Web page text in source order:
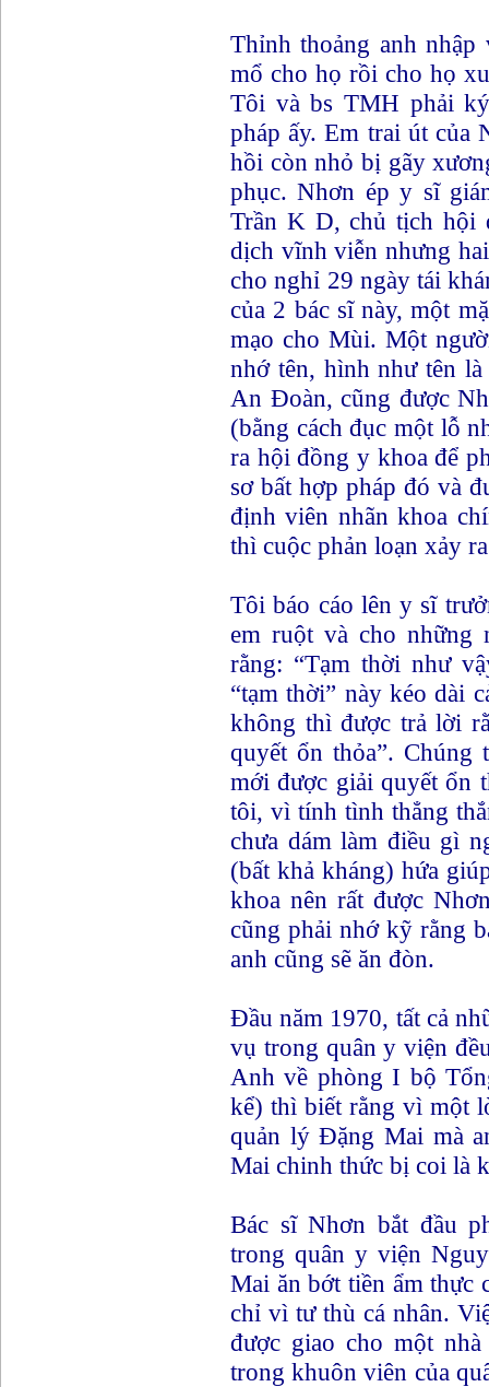
Thỉnh thoảng anh
mổ cho họ rồi cho họ
Tôi và bs TMH phải
pháp ấy. Em trai út của
hồi còn nhỏ bị gãy
phục. Nhơn ép y sĩ
Trần K D, chủ tịch hội
dịch vĩnh viễn nhưng
cho nghỉ 29 ngày tái
của 2 bác sĩ này, một
mạo cho Mùi. Một
nhớ tên, hình như tên
An Đoàn, cũng được
(bằng cách đục một lỗ
ra hội đồng y khoa để
sơ bất hợp pháp đó và
định viên nhãn khoa
thì cuộc phản loạn xảy
Tôi báo cáo lên y sĩ
em ruột và cho những
rằng: “Tạm thời như
“tạm thời” này kéo dài
không thì được trả lời
quyết ổn thỏa”.
mới được giải quyết ổn
tôi, vì tính tình thẳng
chưa dám làm điều gì
(bất khả kháng) hứa
khoa nên rất được
cũng phải nhớ kỹ rằng
anh cũng sẽ ăn đòn.
Đầu năm 1970, tất cả
vụ trong quân y viện
Anh về phòng I bộ
kể) thì biết rằng vì một
quản lý Đặng Mai mà
Mai chinh thức bị coi là
Bác sĩ Nhơn bắt đầu
trong quân y viện
Mai ăn bớt tiền ẩm thực
chỉ vì tư thù cá nhân.
được giao cho một
trong khuôn viên của